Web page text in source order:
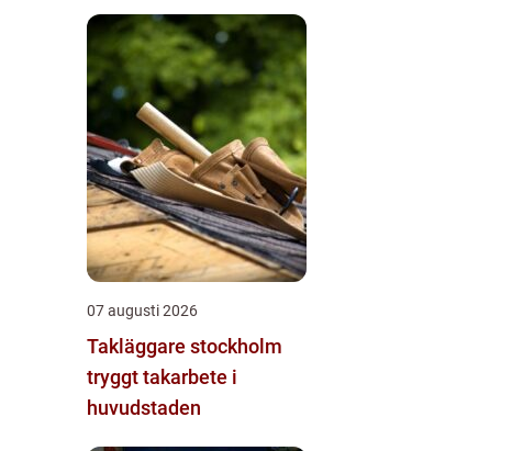
07 augusti 2026
Takläggare stockholm
tryggt takarbete i
huvudstaden